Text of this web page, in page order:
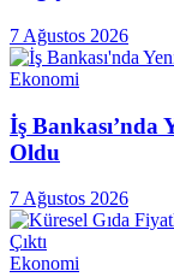
7 Ağustos 2026
Ekonomi
İş
Oldu
7 Ağustos 2026
Ekonomi